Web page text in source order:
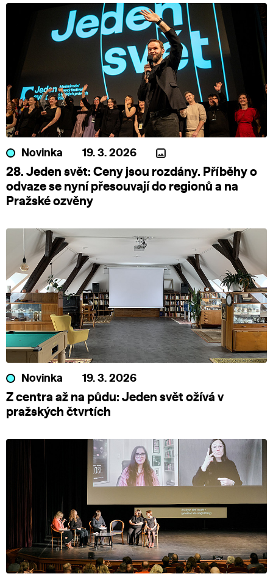
Novinka 19. 3. 2026
28. Jeden svět: Ceny jsou rozdány. Příběhy o
odvaze se nyní přesouvají do regionů a na
Pražské ozvěny
Novinka 19. 3. 2026
Z centra až na půdu: Jeden svět ožívá v
pražských čtvrtích